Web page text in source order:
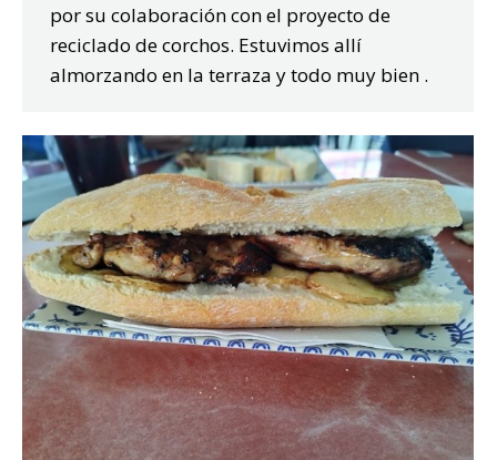
por su colaboración con el proyecto de
reciclado de corchos. Estuvimos allí
almorzando en la terraza y todo muy bien .